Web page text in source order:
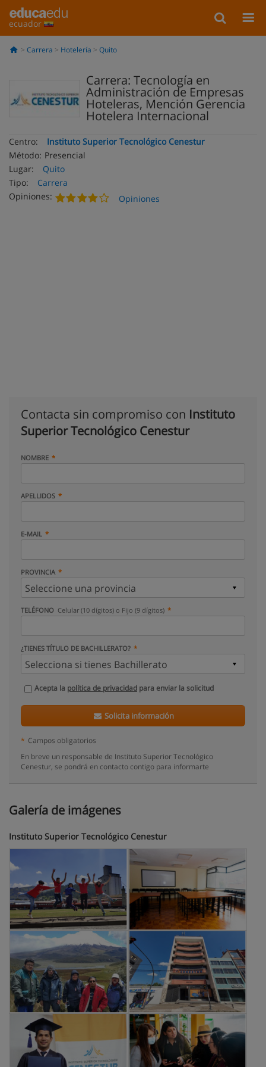
ecuador
Carrera Hotelería Quito
Carrera: Tecnología en
Administración de Empresas
Hoteleras, Mención Gerencia
Hotelera Internacional
Centro:
Instituto Superior Tecnológico Cenestur
Método: Presencial
Lugar:
Quito
Tipo:
Carrera
Opiniones:
Opiniones
Contacta sin compromiso con Instituto
Superior Tecnológico Cenestur
NOMBRE
APELLIDOS
E-MAIL
PROVINCIA
TELÉFONO Celular (10 dígitos) o Fijo (9 dígitos)
¿TIENES TÍTULO DE BACHILLERATO?
Acepta la política de privacidad para enviar la solicitud
Solicita información
* Campos obligatorios
En breve un responsable de Instituto Superior Tecnológico
Cenestur, se pondrá en contacto contigo para informarte
Galería de imágenes
Instituto Superior Tecnológico Cenestur